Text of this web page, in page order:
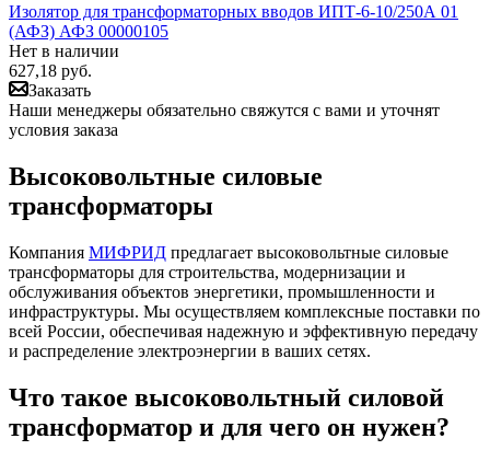
Изолятор для трансформаторных вводов ИПТ-6-10/250А 01
(АФЗ) АФЗ 00000105
Нет в наличии
627,18 руб.
Заказать
Наши менеджеры обязательно свяжутся с вами и уточнят
условия заказа
Высоковольтные силовые
трансформаторы
Компания МИФРИД предлагает высоковольтные силовые
трансформаторы для строительства, модернизации и
обслуживания объектов энергетики, промышленности и
инфраструктуры. Мы осуществляем комплексные поставки по
всей России, обеспечивая надежную и эффективную передачу
и распределение электроэнергии в ваших сетях.
Что такое высоковольтный силовой
трансформатор и для чего он нужен?